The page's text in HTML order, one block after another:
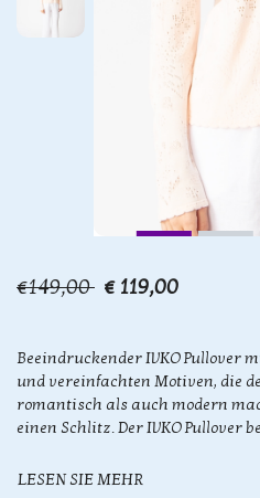
€149,00 € 119,00
Beeindruckender IVKO Pullover
und vereinfachten Motiven, die
romantisch als auch modern
einen Schlitz. Der IVKO Pullover
LESEN SIE MEHR